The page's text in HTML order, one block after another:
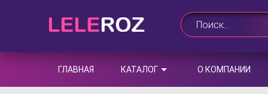
ГЛАВНАЯ КАТАЛОГ О КОМПАНИИ